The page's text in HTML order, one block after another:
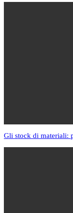
Gli stock di materiali: